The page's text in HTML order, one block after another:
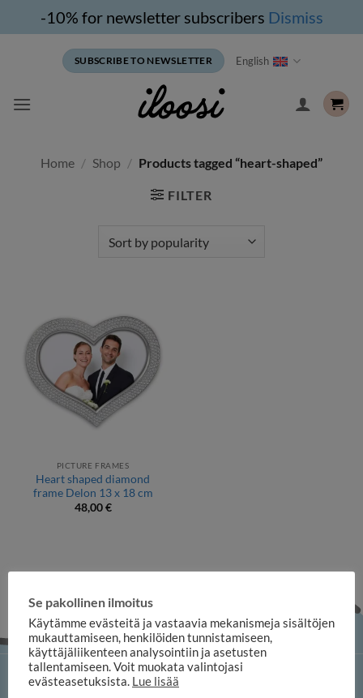
-10% for newsletter subscribers Dismiss
SUBSCRIBE TO NEWSLETTER English
Home / Shop / Products tagged “heart-shaped”
FILTER
PICTURE FRAMES
Heart shaped diamond
frame Delon 13 x 18 cm
48,00€
iloosi online shop
Se pakollinen ilmoitus
Käytämme evästeitä ja vastaavia mekanismeja sisältöjen
mukauttamiseen, henkilöiden tunnistamiseen,
käyttäjäliikenteen analysointiin ja asetusten
tallentamiseen. Voit muokata valintojasi
evästeasetuksista. Lue lisää